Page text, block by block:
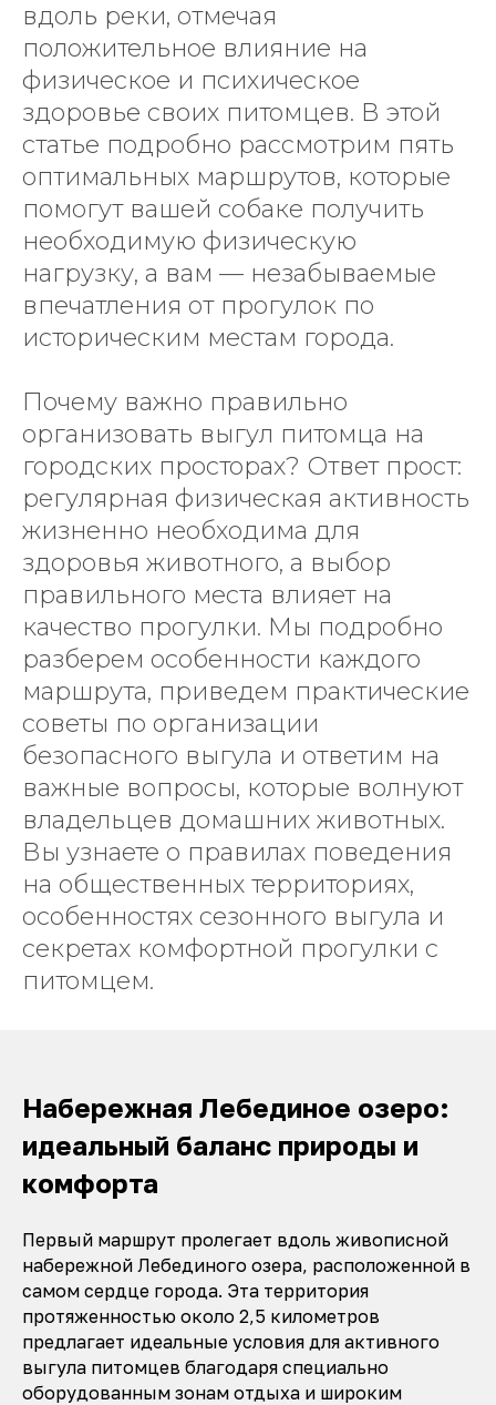
вдоль реки, отмечая
положительное влияние на
физическое и психическое
здоровье своих питомцев. В этой
статье подробно рассмотрим пять
оптимальных маршрутов, которые
помогут вашей собаке получить
необходимую физическую
нагрузку, а вам — незабываемые
впечатления от прогулок по
историческим местам города.
Почему важно правильно
организовать выгул питомца на
городских просторах? Ответ прост:
регулярная физическая активность
жизненно необходима для
здоровья животного, а выбор
правильного места влияет на
качество прогулки. Мы подробно
разберем особенности каждого
маршрута, приведем практические
советы по организации
безопасного выгула и ответим на
важные вопросы, которые волнуют
владельцев домашних животных.
Вы узнаете о правилах поведения
на общественных территориях,
особенностях сезонного выгула и
секретах комфортной прогулки с
питомцем.
Набережная Лебединое озеро:
идеальный баланс природы и
комфорта
Первый маршрут пролегает вдоль живописной
набережной Лебединого озера, расположенной в
самом сердце города. Эта территория
протяженностью около 2,5 километров
предлагает идеальные условия для активного
выгула питомцев благодаря специально
оборудованным зонам отдыха и широким